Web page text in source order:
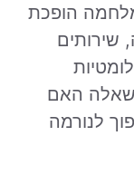
הופכת
שירותים
שאלה האם
לנורמה